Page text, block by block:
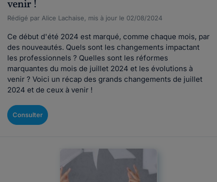
venir !
Rédigé par Alice Lachaise, mis à jour le 02/08/2024
Ce début d'été 2024 est marqué, comme chaque mois, par
des nouveautés. Quels sont les changements impactant
les professionnels ? Quelles sont les réformes
marquantes du mois de juillet 2024 et les évolutions à
venir ? Voici un récap des grands changements de juillet
2024 et de ceux à venir !
Consulter